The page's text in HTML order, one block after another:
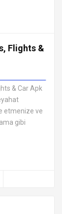
Flights &
& Car Apk
etmenize ve
gibi